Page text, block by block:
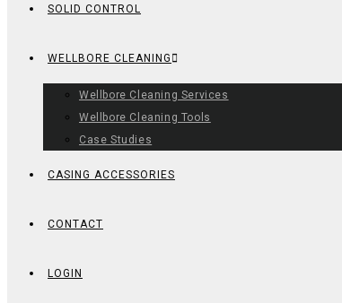
SOLID CONTROL
WELLBORE CLEANING
Wellbore Cleaning Services
Wellbore Cleaning Tools
Case Studies
CASING ACCESSORIES
CONTACT
LOGIN